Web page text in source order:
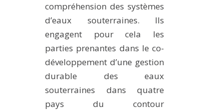
compréhension des systèmes
d’eaux souterraines. Ils
engagent pour cela les
parties prenantes dans le co-
développement d’une gestion
durable des eaux
souterraines dans quatre
pays du contour